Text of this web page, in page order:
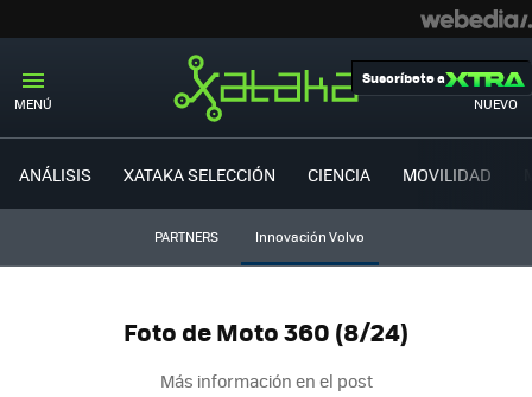
MENÚ NUEVO
Suscríbete a
ANÁLISIS XATAKA SELECCIÓN CIENCIA MOVILIDAD
PARTNERS Innovación Volvo
Foto de Moto 360 (8/24)
Más información en el post